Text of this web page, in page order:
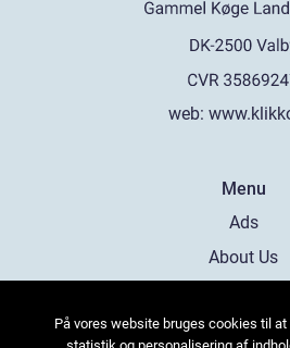
web:
Menu
Ads
About Us
Contact
På vores website bruges cookies til